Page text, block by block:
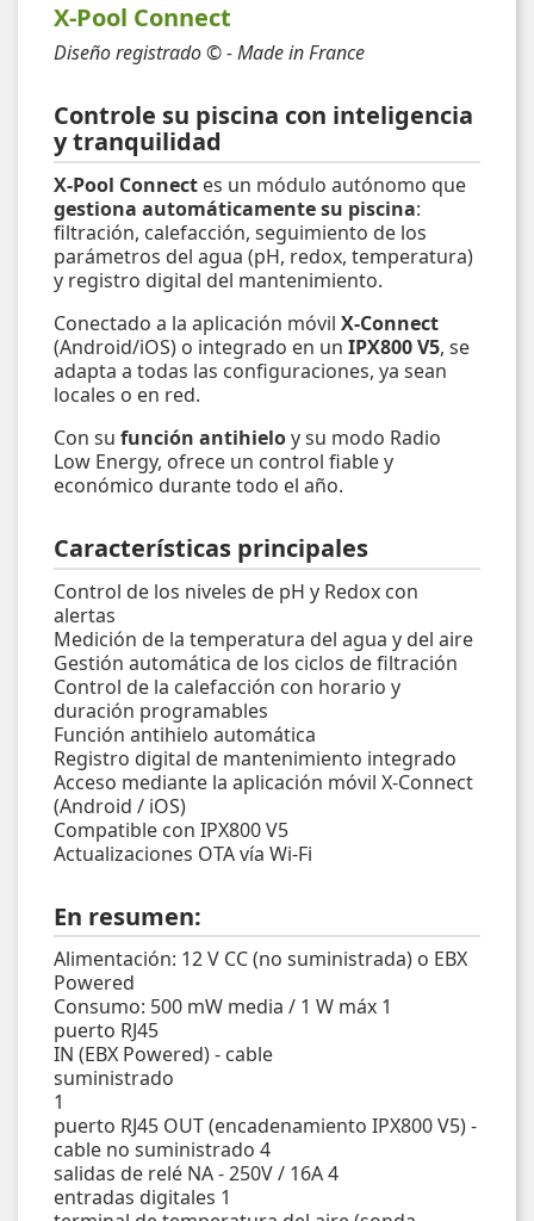
X-Pool Connect
Diseño registrado © - Made in France
Controle su piscina con inteligencia
y tranquilidad
X-Pool Connect es un módulo autónomo que
gestiona automáticamente su piscina:
filtración, calefacción, seguimiento de los
parámetros del agua (pH, redox, temperatura)
y registro digital del mantenimiento.
Conectado a la aplicación móvil X-Connect
(Android/iOS) o integrado en un IPX800 V5, se
adapta a todas las configuraciones, ya sean
locales o en red.
Con su función antihieloy su modo Radio
Low Energy, ofrece un control fiable y
económico durante todo el año.
Características principales
Control de los niveles de pH y Redox con
alertas
Medición de la temperatura del agua y del aire
Gestión automática de los ciclos de filtración
Control de la calefacción con horario y
duración programables
Función antihielo automática
Registro digital de mantenimiento integrado
Acceso mediante la aplicación móvil X-Connect
(Android / iOS)
Compatible con IPX800 V5
Actualizaciones OTA vía Wi-Fi
En resumen:
Alimentación: 12 V CC (no suministrada) o EBX
Powered
Consumo: 500 mW media / 1 W máx 1
puerto RJ45
IN (EBX Powered) - cable
suministrado
1
puerto RJ45 OUT (encadenamiento IPX800 V5) -
cable no suministrado 4
salidas de relé NA - 250V / 16A 4
entradas digitales 1